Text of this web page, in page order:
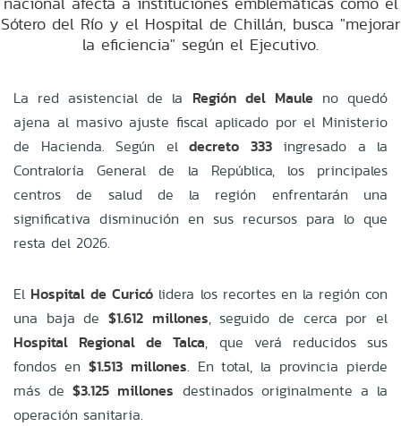
Sótero del Río y el Hospital de Chillán, busca "mejorar
la eficiencia" según el Ejecutivo.
La red asistencial de la Región del Maule no quedó
ajena al masivo ajuste fiscal aplicado por el Ministerio
de Hacienda. Según el decreto 333ingresado a la
Contraloría General de la República, los principales
centros de salud de la región enfrentarán una
significativa disminución en sus recursos para lo que
resta del 2026.
El Hospital de Curicó lidera los recortes en la región con
una baja de $1.612 millones, seguido de cerca por el
Hospital Regional de Talca, que verá reducidos sus
fondos en $1.513 millones. En total, la provincia pierde
más de$3.125 millones destinados originalmente a la
operación sanitaria.